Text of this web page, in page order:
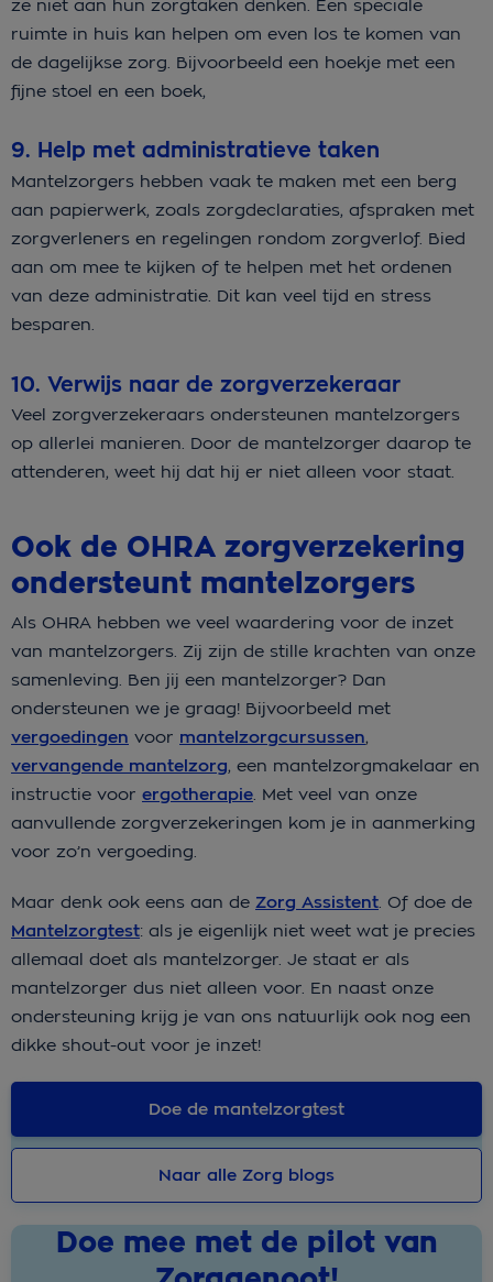
ze niet aan hun zorgtaken denken. Een speciale
ruimte in huis kan helpen om even los te komen van
de dagelijkse zorg. Bijvoorbeeld een hoekje met een
fijne stoel en een boek,
9. Help met administratieve taken
Mantelzorgers hebben vaak te maken met een berg
aan papierwerk, zoals zorgdeclaraties, afspraken met
zorgverleners en regelingen rondom zorgverlof. Bied
aan om mee te kijken of te helpen met het ordenen
van deze administratie. Dit kan veel tijd en stress
besparen.
10. Verwijs naar de zorgverzekeraar
Veel zorgverzekeraars ondersteunen mantelzorgers
op allerlei manieren. Door de mantelzorger daarop te
attenderen, weet hij dat hij er niet alleen voor staat.
Ook de OHRA zorgverzekering
ondersteunt mantelzorgers
Als OHRA hebben we veel waardering voor de inzet
van mantelzorgers. Zij zijn de stille krachten van onze
samenleving. Ben jij een mantelzorger? Dan
ondersteunen we je graag! Bijvoorbeeld met
vergoedingen voor mantelzorgcursussen,
vervangende mantelzorg, een mantelzorgmakelaar en
instructie voor ergotherapie . Met veel van onze
aanvullende zorgverzekeringen kom je in aanmerking
voor zo’n vergoeding.
Maar denk ook eens aan de Zorg Assistent . Of doe de
Mantelzorgtest: als je eigenlijk niet weet wat je precies
allemaal doet als mantelzorger. Je staat er als
mantelzorger dus niet alleen voor. En naast onze
ondersteuning krijg je van ons natuurlijk ook nog een
dikke shout-out voor je inzet!
Doe de mantelzorgtest
Naar alle Zorg blogs
Doe mee met de pilot van